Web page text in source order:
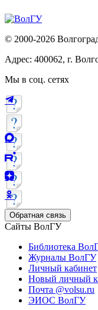
© 2000-2026
Адрес: 400062, г.
Мы в соц. сетях
Обратная связь
Сайты ВолГУ
Библиотека
Журналы ВолГУ
Личный кабинет
Новый личный
Почта @volsu.ru
ЭИОС ВолГУ